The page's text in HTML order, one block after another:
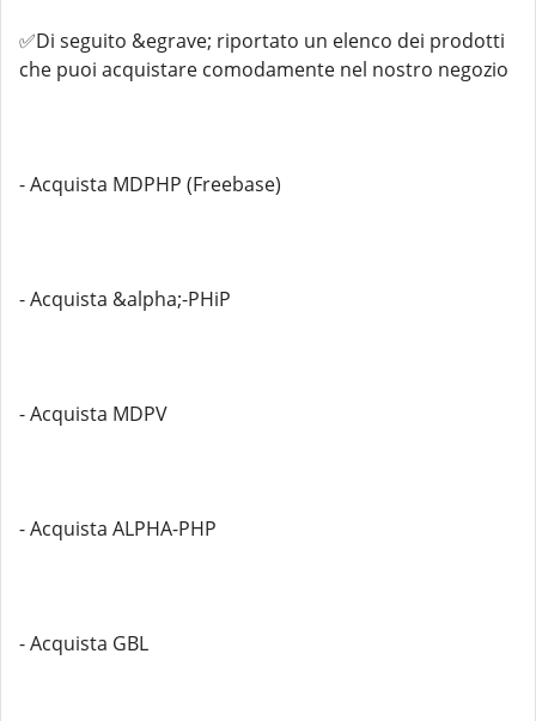
✅Di seguito &egrave; riportato un elenco dei prodotti
che puoi acquistare comodamente nel nostro negozio
- Acquista MDPHP (Freebase)
- Acquista &alpha;-PHiP
- Acquista MDPV
- Acquista ALPHA-PHP
- Acquista GBL